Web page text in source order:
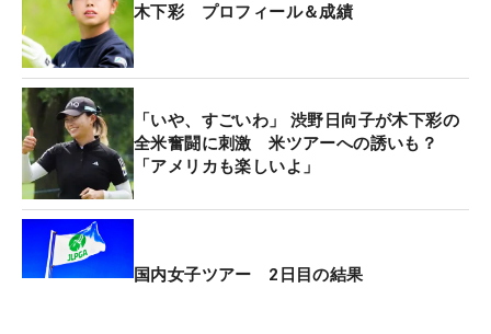
木下彩 プロフィール＆成績
「いや、すごいわ」 渋野日向子が木下彩の
全米奮闘に刺激 米ツアーへの誘いも？
「アメリカも楽しいよ」
国内女子ツアー 2日目の結果